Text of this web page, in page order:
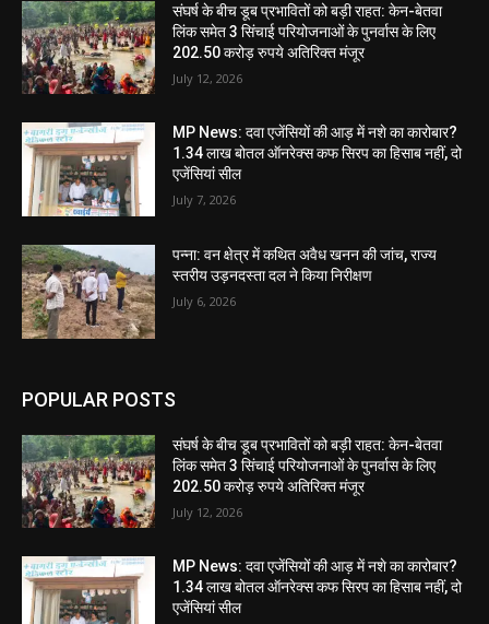
संघर्ष के बीच डूब प्रभावितों को बड़ी राहत: केन-बेतवा
लिंक समेत 3 सिंचाई परियोजनाओं के पुनर्वास के लिए
202.50 करोड़ रुपये अतिरिक्त मंजूर
July 12, 2026
MP News: दवा एजेंसियों की आड़ में नशे का कारोबार?
1.34 लाख बोतल ऑनरेक्स कफ सिरप का हिसाब नहीं, दो
एजेंसियां सील
July 7, 2026
पन्ना: वन क्षेत्र में कथित अवैध खनन की जांच, राज्य
स्तरीय उड़नदस्ता दल ने किया निरीक्षण
July 6, 2026
POPULAR POSTS
संघर्ष के बीच डूब प्रभावितों को बड़ी राहत: केन-बेतवा
लिंक समेत 3 सिंचाई परियोजनाओं के पुनर्वास के लिए
202.50 करोड़ रुपये अतिरिक्त मंजूर
July 12, 2026
MP News: दवा एजेंसियों की आड़ में नशे का कारोबार?
1.34 लाख बोतल ऑनरेक्स कफ सिरप का हिसाब नहीं, दो
एजेंसियां सील